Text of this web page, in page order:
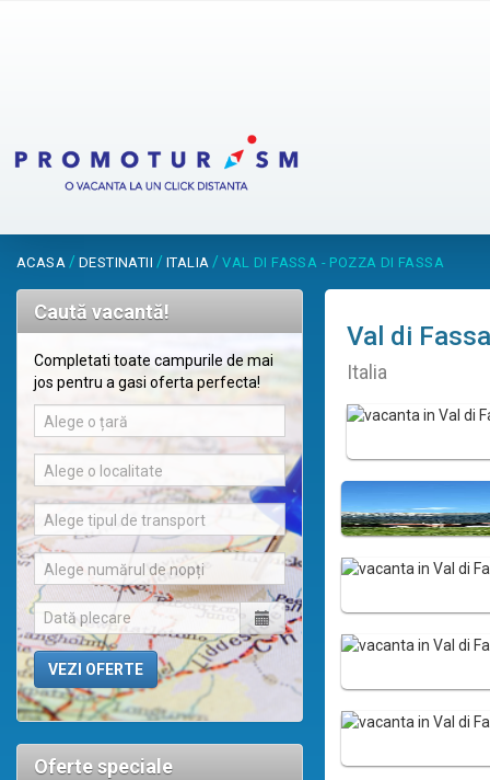
ACASA / DESTINATII / ITALIA /VAL DI FASSA - POZZA DI FASSA
Caută vacantă!
Completati toate campurile de mai
jos pentru a gasi oferta perfecta!
Alege o țară
Alege o localitate
Alege tipul de transport
Alege numărul de nopți
Oferte speciale
Val di
Italia